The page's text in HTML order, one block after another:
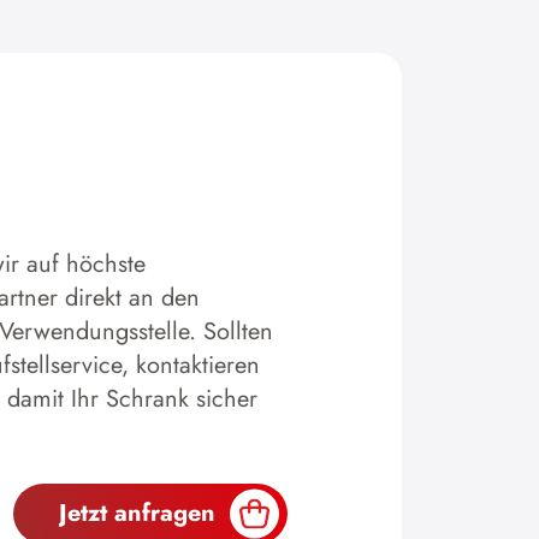
auf höchste
direkt an den
Sollten
kontaktieren
Ihr Schrank sicher
Jetzt anfragen